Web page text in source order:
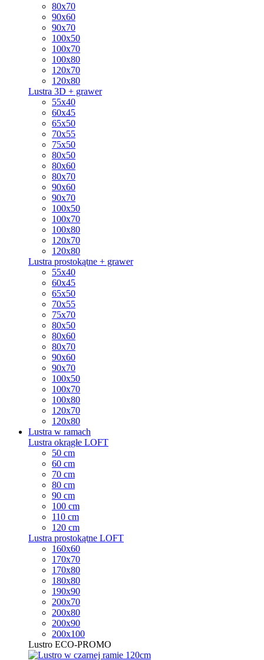
80x70
90x60
90x70
100x50
100x70
100x80
120x70
120x80
Lustra 3D + grawer
55x40
60x45
65x50
70x55
75x50
80x50
80x60
80x70
90x60
90x70
100x50
100x70
100x80
120x70
120x80
Lustra prostokątne + grawer
55x40
60x45
65x50
70x55
75x70
80x50
80x60
80x70
90x60
90x70
100x50
100x70
100x80
120x70
120x80
Lustra w ramach
Lustra okrągłe LOFT
50 cm
60 cm
70 cm
80 cm
90 cm
100 cm
110 cm
120 cm
Lustra prostokątne LOFT
160x60
170x70
170x80
180x80
190x90
200x70
200x80
200x90
200x100
Lustro ECO-PROMO